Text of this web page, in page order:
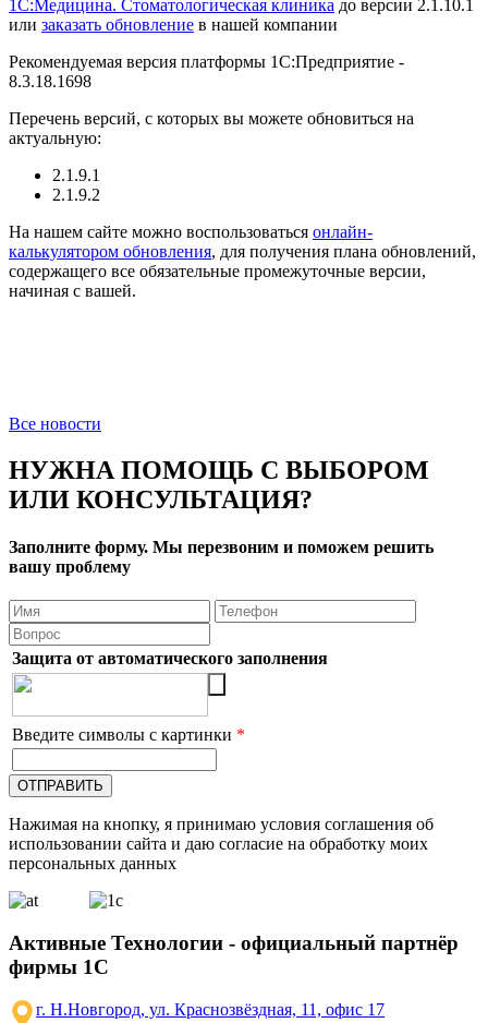
1С:Медицина. Стоматологическая клиника до версии 2.1.10.1
или заказать обновление в нашей компании
Рекомендуемая версия платформы 1С:Предприятие -
8.3.18.1698
Перечень версий, с которых вы можете обновиться на
актуальную:
2.1.9.1
2.1.9.2
На нашем сайте можно воспользоваться онлайн-
калькулятором обновления, для получения плана обновлений,
содержащего все обязательные промежуточные версии,
начиная с вашей.
Все новости
НУЖНА ПОМОЩЬ С ВЫБОРОМ
ИЛИ КОНСУЛЬТАЦИЯ?
Заполните форму. Мы перезвоним и поможем решить
вашу проблему
Защита от автоматического заполнения
Введите символы с картинки *
Нажимая на кнопку, я принимаю условия соглашения об
использовании сайта и даю согласие на обработку моих
персональных данных
Активные Технологии - официальный партнёр
фирмы 1С
г. Н.Новгород, ул. Краснозвёздная, 11, офис 17